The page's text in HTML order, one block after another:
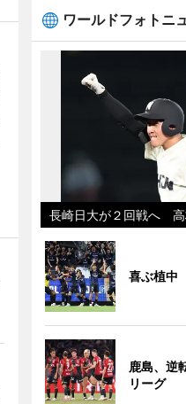
ワールドフォトニ
長崎日大が２回戦へ 高
喜ぶ植中
鹿島、逆
リーグ